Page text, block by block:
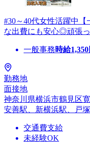
#30～40代女性活躍中
な出費にも安心◎頑張
一般事務時給1,350
勤務地
面接地
神奈川県横浜市鶴見区
安善駅、新横浜駅、戸
交通費支給
未経験OK